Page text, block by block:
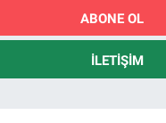
ABONE OL
İLETIŞIM